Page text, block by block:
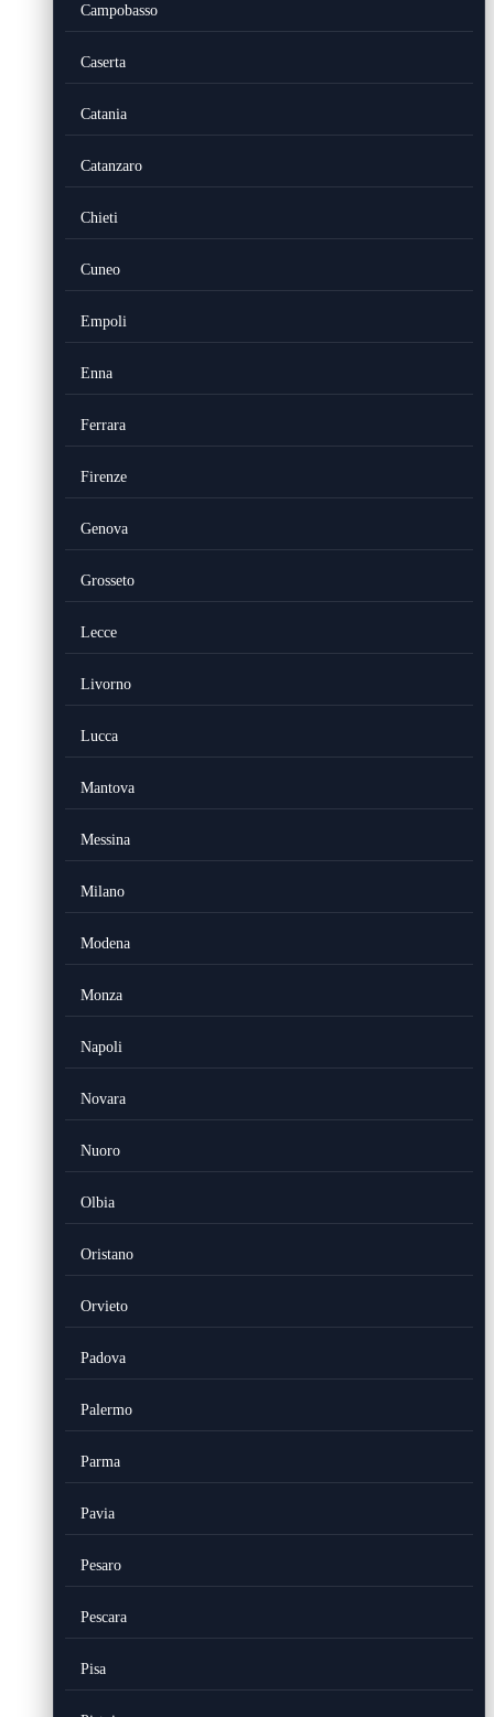
Campobasso
Caserta
Catania
Catanzaro
Chieti
Cuneo
Empoli
Enna
Ferrara
Firenze
Genova
Grosseto
Lecce
Livorno
Lucca
Mantova
Messina
Milano
Modena
Monza
Napoli
Novara
Nuoro
Olbia
Oristano
Orvieto
Padova
Palermo
Parma
Pavia
Pesaro
Pescara
Pisa